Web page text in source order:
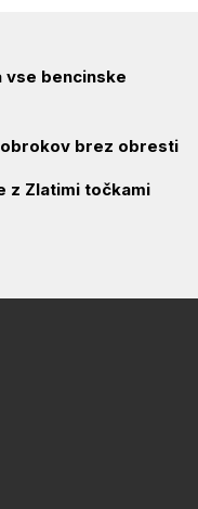
vse bencinske
brez obresti
z Zlatimi točkami